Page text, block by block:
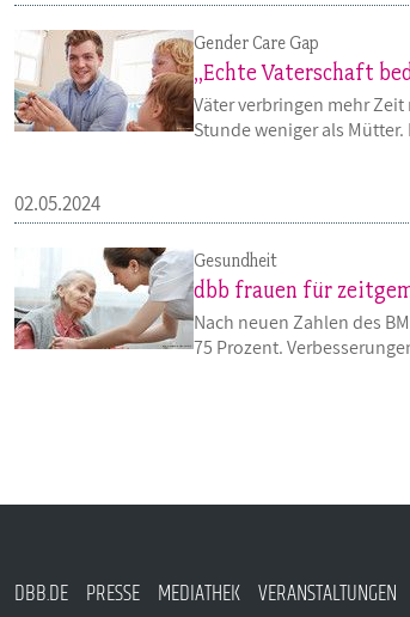
Gender Care Gap
„Echte Vaterschaft
Väter verbringen mehr
Stunde weniger als
02.05.2024
Gesundheit
dbb frauen für
Nach neuen Zahlen des
75 Prozent.
DBB.DE PRESSE MEDIATHEK VERANSTALTUNGEN